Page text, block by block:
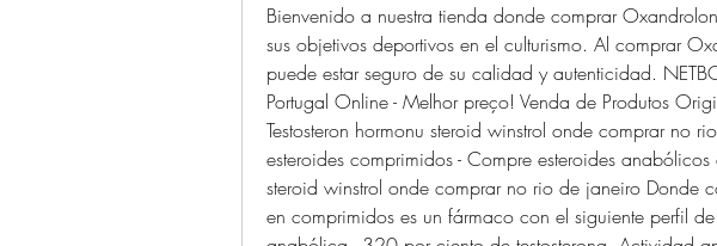
Bienvenido a nuestra tienda donde comprar
sus objetivos deportivos en el culturismo. Al comprar
puede estar seguro de su calidad y autenticidad.
Portugal Online - Melhor preço! Venda de Produtos
Testosteron hormonu steroid winstrol onde comprar no
esteroides comprimidos - Compre esteroides anabólicos
steroid winstrol onde comprar no rio de janeiro Donde
en comprimidos es un fármaco con el siguiente perfil